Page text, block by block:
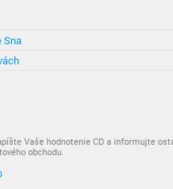
Sna
Vaše hodnotenie CD a informujte
obchodu.